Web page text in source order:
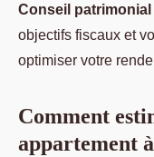
Conseil patrimonial
objectifs fiscaux et
optimiser votre
Comment
appartement